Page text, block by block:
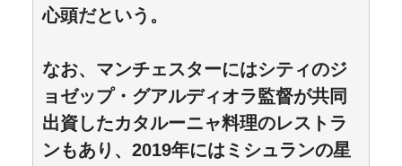
心頭だという。
なお、マンチェスターにはシティのジ
ョゼップ・グアルディオラ監督が共同
出資したカタルーニャ料理のレストラ
ンもあり、2019年にはミシュランの星